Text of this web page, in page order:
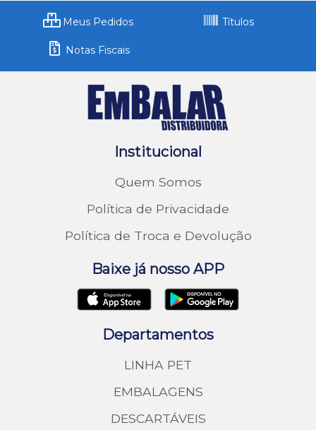
Meus Pedidos Títulos
Notas Fiscais
Institucional
Quem Somos
Política de Privacidade
Política de Troca e Devolução
Baixe já nosso APP
Departamentos
LINHA PET
EMBALAGENS
DESCARTÁVEIS